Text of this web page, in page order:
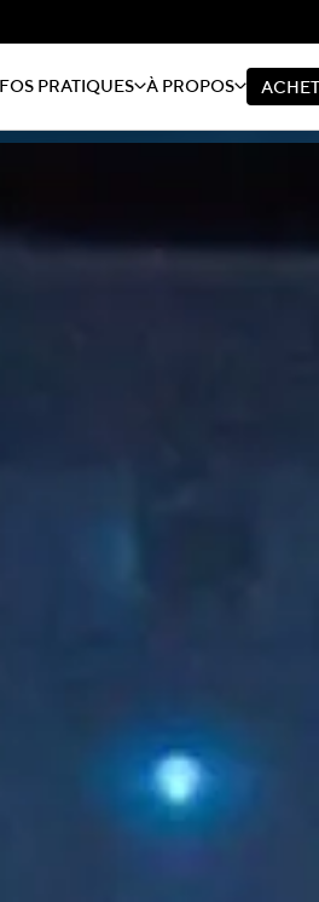
PRATIQUES À PROPOS AC H ET
ACHET